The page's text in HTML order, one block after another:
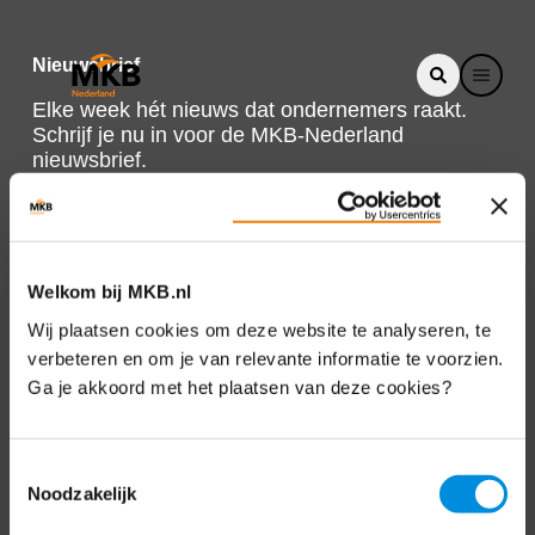
Welkom bij MKB.nl
Wij plaatsen cookies om deze website te analyseren, te
verbeteren en om je van relevante informatie te voorzien.
Ga je akkoord met het plaatsen van deze cookies?
Noodzakelijk
Nieuwsbrief
Elke week hét nieuws dat ondernemers raakt.
Schrijf je nu in voor de MKB-Nederland
nieuwsbrief.
Direct naar
Over ons
Bezuidenhoutseweg 12